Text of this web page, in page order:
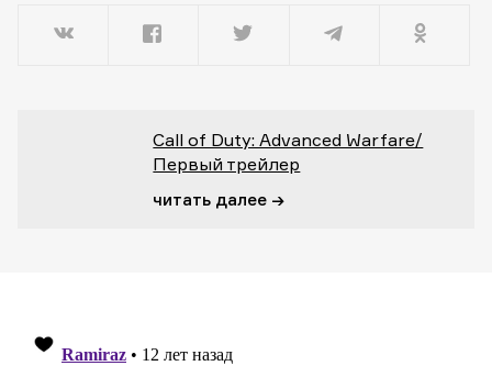
Call of Duty: Advanced Warfare/
Первый трейлер
читать далее →